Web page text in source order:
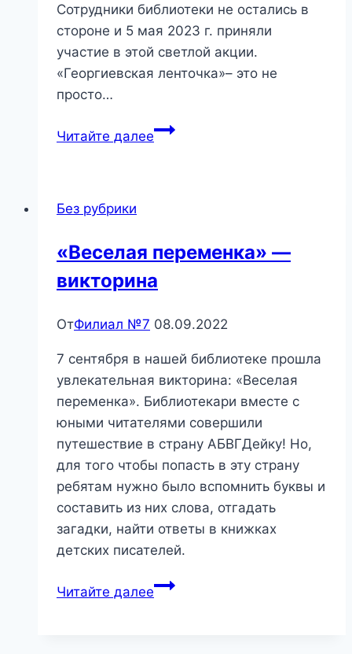
Сотрудники библиотеки не остались в
стороне и 5 мая 2023 г. приняли
участие в этой светлой акции.
«Георгиевская ленточка»– это не
просто…
Читайте далее«Георгиевская
Без рубрики
«Веселая переменка» —
викторина
ОтФилиал №7 08.09.2022
7 сентября в нашей библиотеке прошла
увлекательная викторина: «Веселая
переменка». Библиотекари вместе с
юными читателями совершили
путешествие в страну АБВГДейку! Но,
для того чтобы попасть в эту страну
ребятам нужно было вспомнить буквы и
составить из них слова, отгадать
загадки, найти ответы в книжках
детских писателей.
Читайте далее«Веселая